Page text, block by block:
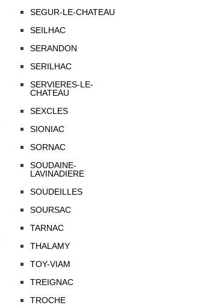
SEGUR-LE-CHATEAU
SEILHAC
SERANDON
SERILHAC
SERVIERES-LE-
CHATEAU
SEXCLES
SIONIAC
SORNAC
SOUDAINE-
LAVINADIERE
SOUDEILLES
SOURSAC
TARNAC
THALAMY
TOY-VIAM
TREIGNAC
TROCHE